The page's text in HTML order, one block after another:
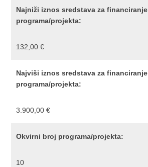
Najniži iznos sredstava za financiranje
programa/projekta:
132,00 €
Najviši iznos sredstava za financiranje
programa/projekta:
3.900,00 €
Okvirni broj programa/projekta:
10